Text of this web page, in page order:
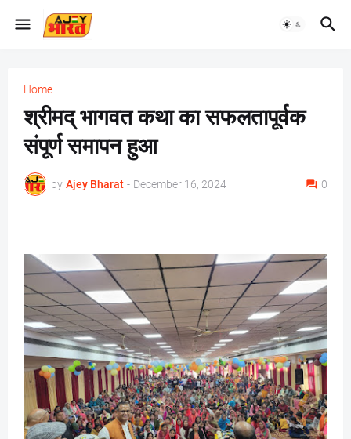
Home
श्रीमद् भागवत कथा का सफलतापूर्वक
संपूर्ण समापन हुआ
by Ajey Bharat - December 16, 2024 0